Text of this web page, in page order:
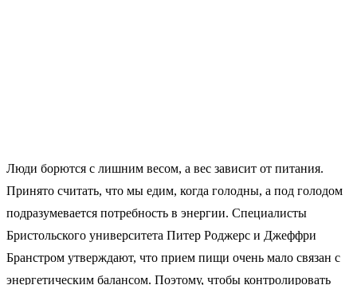
Люди борются с лишним весом, а вес зависит от питания.
Принято считать, что мы едим, когда голодны, а под голодом
подразумевается потребность в энергии. Специалисты
Бристольского университета Питер Роджерс и Джеффри
Бранстром утверждают, что прием пищи очень мало связан с
энергетическим балансом. Поэтому, чтобы контролировать